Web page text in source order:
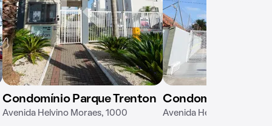
Condomínio Parque Trenton
Avenida Helvino Moraes, 1000
Condomínio Smart
Avenida Helvino Moraes,